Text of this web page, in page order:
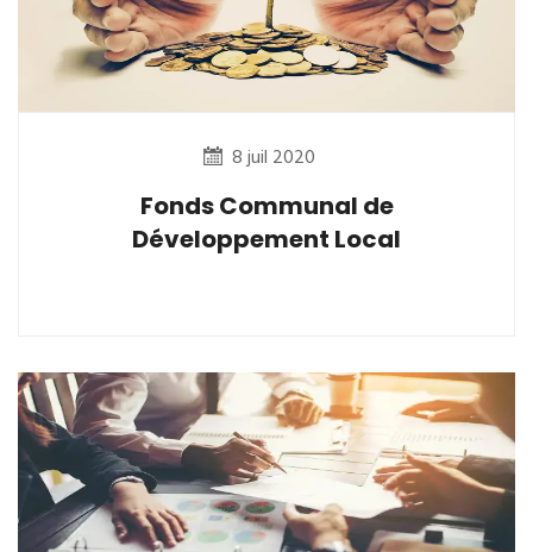
8 juil 2020
Fonds Communal de
Développement Local